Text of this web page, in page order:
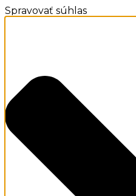
Spravovať súhlas